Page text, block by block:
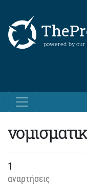
powered by our
1
αναρτήσεις